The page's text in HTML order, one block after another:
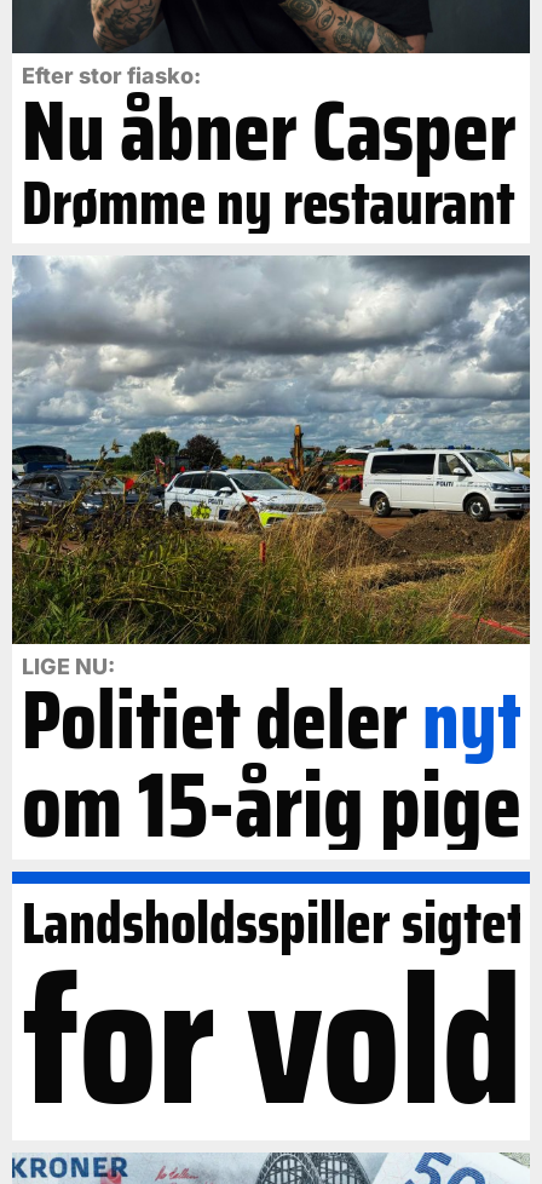
Efter stor fiasko:
Nu åbner Casper
Drømme ny restaurant
LIGE NU:
Politiet delernyt
om 15-årig pige
Landsholdsspiller sigtet
for vold